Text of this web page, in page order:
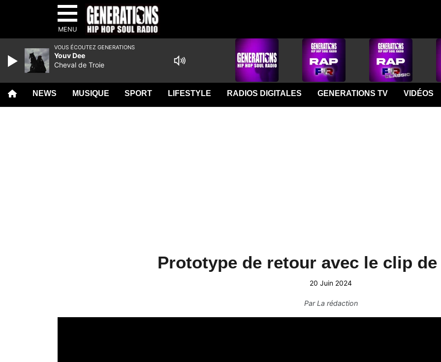
MENU
NEWS MUSIQUE SPORT LIFESTYLE RADIOS DIGITALES GENERATIONS TV VIDÉOS
Prototype de retour avec le clip
20 Juin 2024
ParLa rédaction
VOUS ÉCOUTEZ GENERATIONS
Youv Dee
Cheval de Troie